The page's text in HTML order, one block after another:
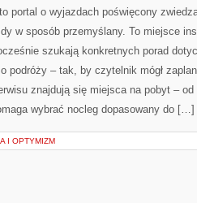
portal o wyjazdach poświęcony
w sposób przemyślany. To miejsce
szukają konkretnych porad
podróży – tak, by czytelnik mógł
znajdują się miejsca na pobyt –
wybrać nocleg dopasowany do […]
I OPTYMIZM